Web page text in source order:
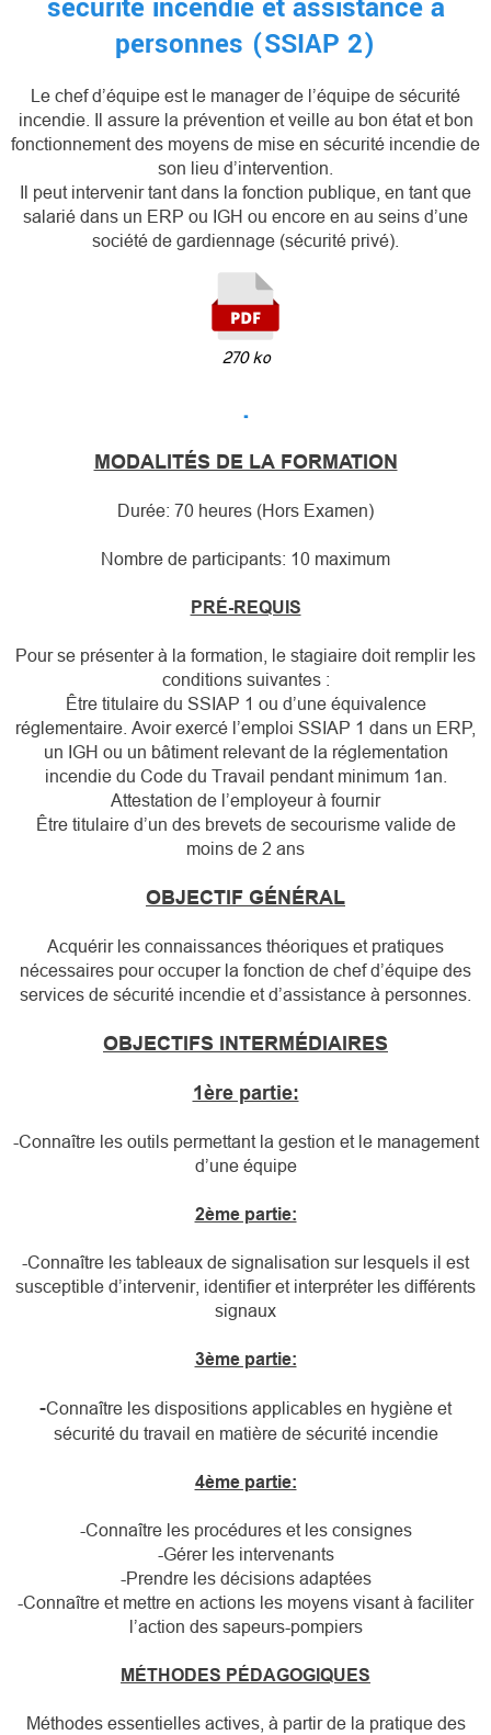
sécurité incendie et assistance à
personnes (SSIAP 2)
Le chef d’équipe est le manager de l’équipe de sécurité
incendie. Il assure la prévention et veille au bon état et bon
fonctionnement des moyens de mise en sécurité incendie de
son lieu d’intervention.
Il peut intervenir tant dans la fonction publique, en tant que
salarié dans un ERP ou IGH ou encore en au seins d’une
société de gardiennage (sécurité privé).
270 ko
.
MODALITÉS DE LA FORMATION
Durée: 70 heures (Hors Examen)
Nombre de participants: 10 maximum
PRÉ-REQUIS
Pour se présenter à la formation, le stagiaire doit remplir les
conditions suivantes :
Être titulaire du SSIAP 1 ou d’une équivalence
réglementaire. Avoir exercé l’emploi SSIAP 1 dans un ERP,
un IGH ou un bâtiment relevant de la réglementation
incendie du Code du Travail pendant minimum 1an.
Attestation de l’employeur à fournir
Être titulaire d’un des brevets de secourisme valide de
moins de 2 ans
OBJECTIF GÉNÉRAL
Acquérir les connaissances théoriques et pratiques
nécessaires pour occuper la fonction de chef d’équipe des
services de sécurité incendie et d’assistance à personnes.
OBJECTIFS INTERMÉDIAIRES
1ère partie:
-Connaître les outils permettant la gestion et le management
d’une équipe
2ème partie:
-Connaître les tableaux de signalisation sur lesquels il est
susceptible d’intervenir, identifier et interpréter les différents
signaux
3ème partie:
-Connaître les dispositions applicables en hygiène et
sécurité du travail en matière de sécurité incendie
4ème partie:
-Connaître les procédures et les consignes
-Gérer les intervenants
-Prendre les décisions adaptées
-Connaître et mettre en actions les moyens visant à faciliter
l’action des sapeurs-pompiers
MÉTHODES PÉDAGOGIQUES
Méthodes essentielles actives, à partir de la pratique des